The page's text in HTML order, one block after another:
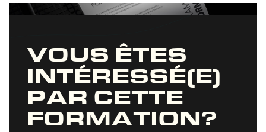
VOUS ÊTES
INTÉRESSÉ(E)
PAR CETTE
FORMATION?